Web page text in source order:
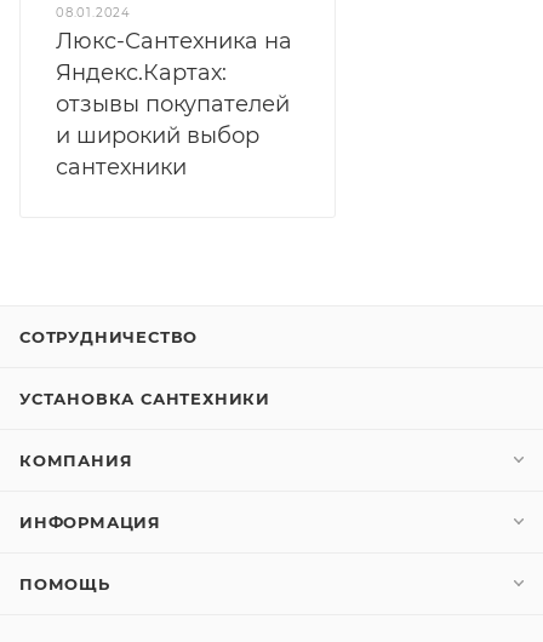
08.01.2024
Люкс-Сантехника на
Яндекс.Картах:
отзывы покупателей
и широкий выбор
сантехники
СОТРУДНИЧЕСТВО
УСТАНОВКА САНТЕХНИКИ
КОМПАНИЯ
ИНФОРМАЦИЯ
ПОМОЩЬ